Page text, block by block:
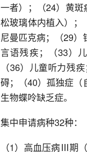
一者）；（24）黄
松玻璃体内植入）；
尼曼匹克病；（29
言语残疾；（33）
（36）儿童听力残
碍；（40）孤独症（
生物蝶呤缺乏症。
集中申请病种32种：
（1）高血压病Ⅲ期